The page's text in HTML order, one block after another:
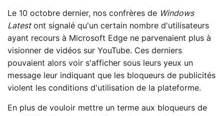
Le 10 octobre dernier, nos confrères de Windows
Latestont signalé qu'un certain nombre d'utilisateurs
ayant recours à Microsoft Edge ne parvenaient plus à
visionner de vidéos sur YouTube. Ces derniers
pouvaient alors voir s'afficher sous leurs yeux un
message leur indiquant que les bloqueurs de publicités
violent les conditions d'utilisation de la plateforme.
En plus de vouloir mettre un terme aux bloqueurs de